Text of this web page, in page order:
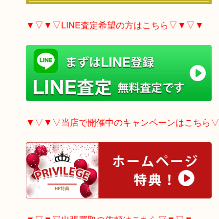
▼▽▼▽LINE査定希望の方はこちら▽▼▽▼
▼▽▼▽当店で開催中のキャンペーンはこち